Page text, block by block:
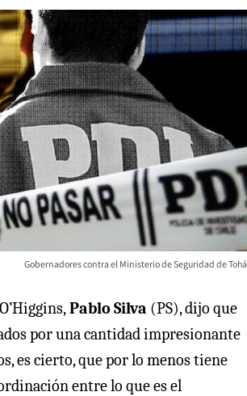
Gobernadores contra el Ministerio de Seguridad de Tohá
Pablo Silva (PS), dijo que
por una cantidad impresionante
es cierto, que por lo menos tiene
entre lo que es el